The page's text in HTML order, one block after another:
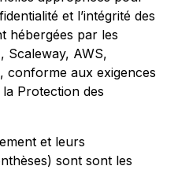
et l’intégrité des
hébergées par les
Scaleway, AWS,
conforme aux exigences
Protection des
et leurs
sont sont les